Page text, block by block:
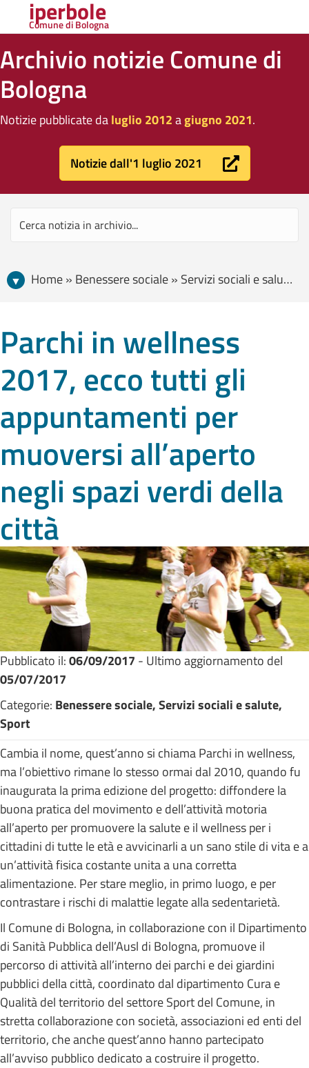
iperbole
Comune di Bologna
Archivio notizie Comune di
Bologna
Notizie pubblicate daluglio 2012agiugno 2021.
Notizie dall'1 luglio 2021
Home » Benessere sociale » Servizi sociali e salute » Parchi in wellness 2017, ecco tutti gli appuntamenti per muoversi all’aperto negli spazi verdi della città
Parchi in wellness
2017, ecco tutti gli
appuntamenti per
muoversi all’aperto
negli spazi verdi della
città
Pubblicato il:06/09/2017 - Ultimo aggiornamento del
05/07/2017
Categorie: Benessere sociale, Servizi sociali e salute,
Sport
Cambia il nome, quest’anno si chiama Parchi in wellness,
ma l’obiettivo rimane lo stesso ormai dal 2010, quando fu
inaugurata la prima edizione del progetto: diffondere la
buona pratica del movimento e dell’attività motoria
all’aperto per promuovere la salute e il wellness per i
cittadini di tutte le età e avvicinarli a un sano stile di vita e a
un’attività fisica costante unita a una corretta
alimentazione. Per stare meglio, in primo luogo, e per
contrastare i rischi di malattie legate alla sedentarietà.
Il Comune di Bologna, in collaborazione con il Dipartimento
di Sanità Pubblica dell’Ausl di Bologna, promuove il
percorso di attività all’interno dei parchi e dei giardini
pubblici della città, coordinato dal dipartimento Cura e
Qualità del territorio del settore Sport del Comune, in
stretta collaborazione con società, associazioni ed enti del
territorio, che anche quest’anno hanno partecipato
all’avviso pubblico dedicato a costruire il progetto.